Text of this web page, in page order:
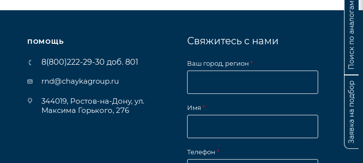
ПОМОЩЬ
8(800)222-29-30 доб. 801
rnd@chaykagroup.ru
344019, Ростов-на-Дону, ул.
Максима Горького, 276
Свяжитесь с нами
Ваш город, регион *
Имя *
Телефон *
Заявка на подбор
Поиск по аналогам